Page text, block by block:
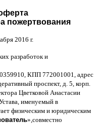
пожертвования
2016 г.
разработок и
КПП 772001001, адрес
проспект, д . 5, корп
Цветковой Анастасии
именуемый в
физическим и юридическим
», совместно